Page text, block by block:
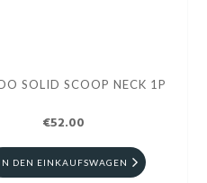
SOLID SCOOP NECK 1P
€52.00
DEN EINKAUFSWAGEN